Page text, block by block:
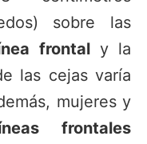
sobre las
frontaly la
las cejas varía
mujeres y
frontales